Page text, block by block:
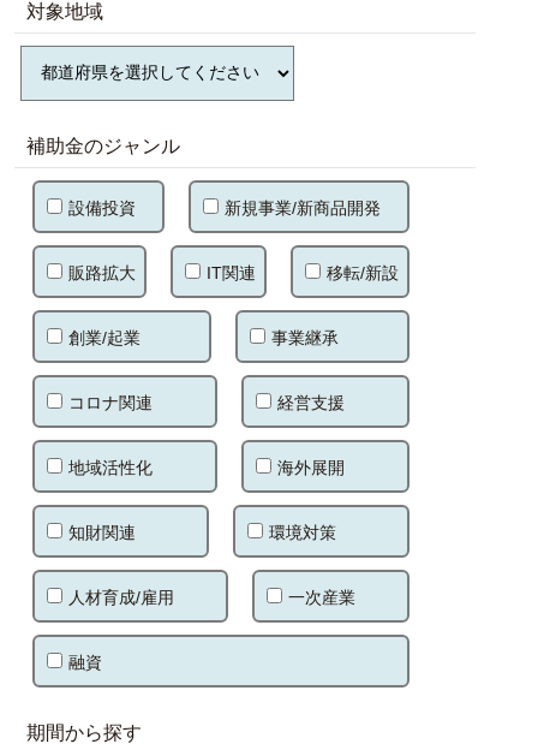
対象地域
補助金のジャンル
設備投資 新規事業/新商品開発
販路拡大 IT関連 移転/新設
創業/起業 事業継承
コロナ関連 経営支援
地域活性化 海外展開
知財関連 環境対策
人材育成/雇用 一次産業
融資
期間から探す